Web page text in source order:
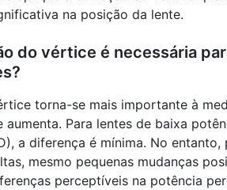
na posição da lente.
do vértice é necessária
torna-se mais importante à
aumenta. Para lentes de baixa
a diferença é mínima. No entanto,
mesmo pequenas mudanças
perceptíveis na potência